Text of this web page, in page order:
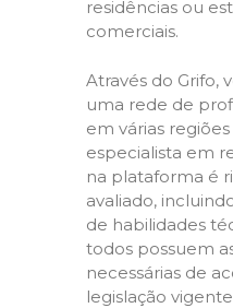
residências ou
comerciais.
Através do Grifo,
uma rede de
em várias
especialista em
na plataforma é
avaliado,
de habilidades
todos possuem
necessárias de
legislação